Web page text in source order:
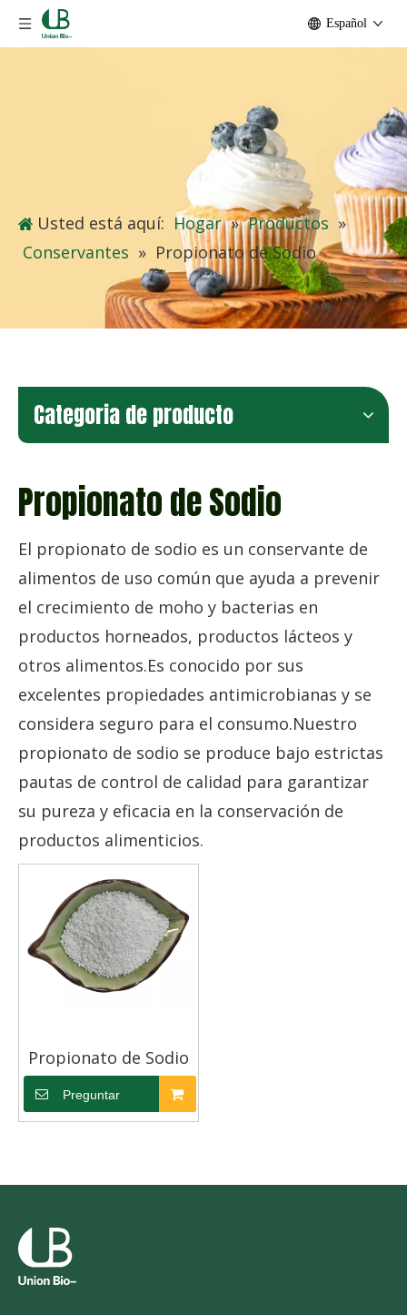
Español
Usted está aquí: Hogar » Productos »
Conservantes » Propionato de Sodio
Categoria de producto
Propionato de Sodio
El propionato de sodio es un conservante de
alimentos de uso común que ayuda a prevenir
el crecimiento de moho y bacterias en
productos horneados, productos lácteos y
otros alimentos.Es conocido por sus
excelentes propiedades antimicrobianas y se
considera seguro para el consumo.Nuestro
propionato de sodio se produce bajo estrictas
pautas de control de calidad para garantizar
su pureza y eficacia en la conservación de
productos alimenticios.
Propionato de Sodio
Preguntar